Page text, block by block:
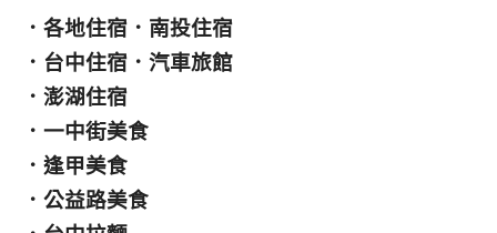
． 各地住宿 ． 南投住宿
． 台中住宿 ． 汽車旅館
． 澎湖住宿
． 一中街美食
． 逢甲美食
． 公益路美食